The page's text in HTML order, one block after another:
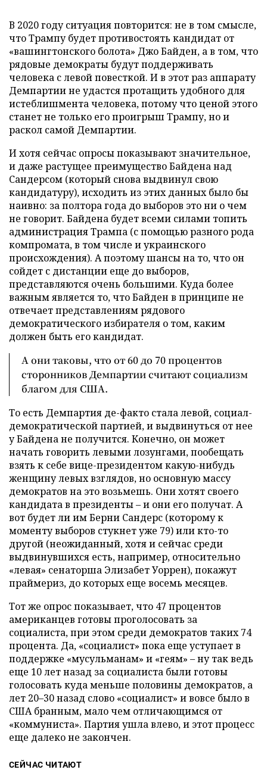
В 2020 году ситуация повторится: не в том смысле,
что Трампу будет противостоять кандидат от
«вашингтонского болота» Джо Байден, а в том, что
рядовые демократы будут поддерживать
человека с левой повесткой. И в этот раз аппарату
Демпартии не удастся протащить удобного для
истеблишмента человека, потому что ценой этого
станет не только его проигрыш Трампу, но и
раскол самой Демпартии.
И хотя сейчас опросы показывают значительное,
и даже растущее преимущество Байдена над
Сандерсом (который снова выдвинул свою
кандидатуру), исходить из этих данных было бы
наивно: за полтора года до выборов это ни о чем
не говорит. Байдена будет всеми силами топить
администрация Трампа (с помощью разного рода
компромата, в том числе и украинского
происхождения). А поэтому шансы на то, что он
сойдет с дистанции еще до выборов,
представляются очень большими. Куда более
важным является то, что Байден в принципе не
отвечает представлениям рядового
демократического избирателя о том, каким
должен быть его кандидат.
А они таковы, что от 60 до 70 процентов
сторонников Демпартии считают социализм
благом для США.
То есть Демпартия де-факто стала левой, социал-
демократической партией, и выдвинуться от нее
у Байдена не получится. Конечно, он может
начать говорить левыми лозунгами, пообещать
взять к себе вице-президентом какую-нибудь
женщину левых взглядов, но основную массу
демократов на это возьмешь. Они хотят своего
кандидата в президенты – и они его получат. А
вот будет ли им Берни Сандерс (которому к
моменту выборов стукнет уже 79) или кто-то
другой (неожиданный, хотя и сейчас среди
выдвинувшихся есть, например, относительно
«левая» сенаторша Элизабет Уоррен), покажут
праймериз, до которых еще восемь месяцев.
Тот же опрос показывает, что 47 процентов
американцев готовы проголосовать за
социалиста, при этом среди демократов таких 74
процента. Да, «социалист» пока еще уступает в
поддержке «мусульманам» и «геям» – ну так ведь
еще 10 лет назад за социалиста были готовы
голосовать куда меньше половины демократов, а
лет 20–30 назад слово «социалист» и вовсе было в
США бранным, мало чем отличающимся от
«коммуниста». Партия ушла влево, и этот процесс
еще далеко не закончен.
СЕЙЧАС ЧИТАЮТ